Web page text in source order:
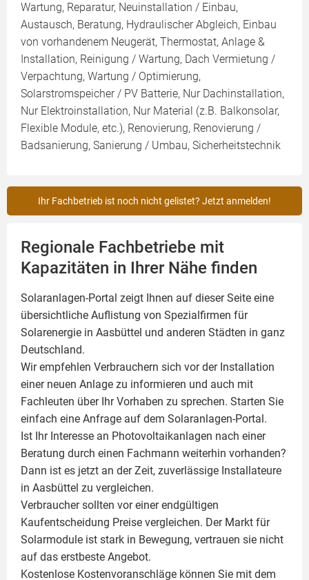
Wartung, Reparatur, Neuinstallation / Einbau,
Austausch, Beratung, Hydraulischer Abgleich, Einbau
von vorhandenem Neugerät, Thermostat, Anlage &
Installation, Reinigung / Wartung, Dach Vermietung /
Verpachtung, Wartung / Optimierung,
Solarstromspeicher / PV Batterie, Nur Dachinstallation,
Nur Elektroinstallation, Nur Material (z.B. Balkonsolar,
Flexible Module, etc.), Renovierung, Renovierung /
Badsanierung, Sanierung / Umbau, Sicherheitstechnik
Ihr Fachbetrieb ist noch nicht gelistet? Jetzt anmelden!
Regionale Fachbetriebe mit
Kapazitäten in Ihrer Nähe finden
Solaranlagen-Portal zeigt Ihnen auf dieser Seite eine
übersichtliche Auflistung von Spezialfirmen für
Solarenergie in Aasbüttel und anderen Städten in ganz
Deutschland.
Wir empfehlen Verbrauchern sich vor der Installation
einer neuen Anlage zu informieren und auch mit
Fachleuten über Ihr Vorhaben zu sprechen. Starten Sie
einfach eine Anfrage auf dem Solaranlagen-Portal.
Ist Ihr Interesse an Photovoltaikanlagen nach einer
Beratung durch einen Fachmann weiterhin vorhanden?
Dann ist es jetzt an der Zeit, zuverlässige Installateure
in Aasbüttel zu vergleichen.
Verbraucher sollten vor einer endgültigen
Kaufentscheidung Preise vergleichen. Der Markt für
Solarmodule ist stark in Bewegung, vertrauen sie nicht
auf das erstbeste Angebot.
Kostenlose Kostenvoranschläge können Sie mit dem